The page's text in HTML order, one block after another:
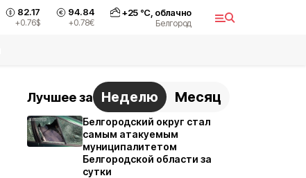
82.17
+0.76$
94.84
+0.78€
+25°С, облачно
Белгород
Лучшее за Неделю Месяц
Белгородский округ стал
самым атакуемым
муниципалитетом
Белгородской области за
сутки